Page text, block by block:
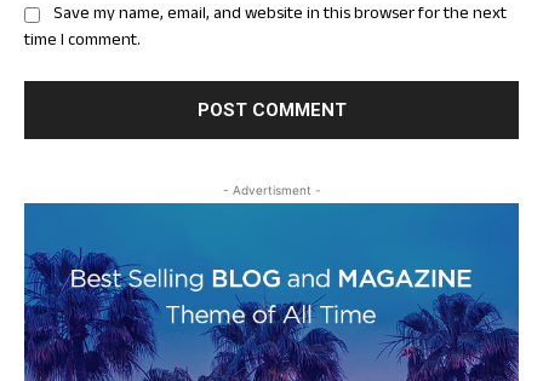
Save my name, email, and website in this browser for the next
time I comment.
- Advertisment -